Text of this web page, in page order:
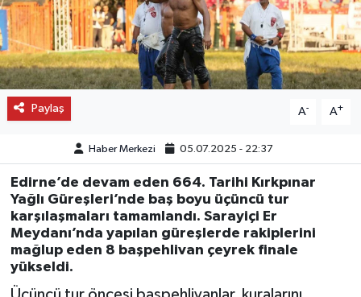
Paylaş A- A+
Haber Merkezi 05.07.2025 - 22:37
Edirne’de devam eden 664. Tarihi Kırkpınar
Yağlı Güreşleri’nde baş boyu üçüncü tur
karşılaşmaları tamamlandı. Sarayiçi Er
Meydanı’nda yapılan güreşlerde rakiplerini
mağlup eden 8 başpehlivan çeyrek finale
yükseldi.
SAĞLIK
SON DAKİKA
SPOR